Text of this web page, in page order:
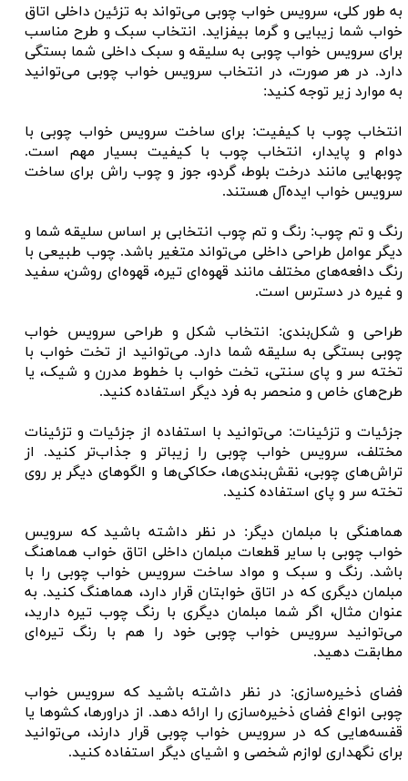
به طور کلی، سرویس خواب چوبی می‌تواند به تزئین داخلی اتاق
خواب شما زیبایی و گرما بیفزاید. انتخاب سبک و طرح مناسب
برای سرویس خواب چوبی به سلیقه و سبک داخلی شما بستگی
دارد. در هر صورت، در انتخاب سرویس خواب چوبی می‌توانید
به موارد زیر توجه کنید:
انتخاب چوب با کیفیت: برای ساخت سرویس خواب چوبی با
دوام و پایدار، انتخاب چوب با کیفیت بسیار مهم است.
چوبهایی مانند درخت بلوط، گردو، جوز و چوب راش برای ساخت
سرویس خواب ایده‌آل هستند.
رنگ و تم چوب: رنگ و تم چوب انتخابی بر اساس سلیقه شما و
دیگر عوامل طراحی داخلی می‌تواند متغیر باشد. چوب طبیعی با
رنگ دافعه‌های مختلف مانند قهوه‌ای تیره، قهوه‌ای روشن، سفید
و غیره در دسترس است.
طراحی و شکل‌بندی: انتخاب شکل و طراحی سرویس خواب
چوبی بستگی به سلیقه شما دارد. می‌توانید از تخت خواب با
تخته سر و پای سنتی، تخت خواب با خطوط مدرن و شیک، یا
طرح‌های خاص و منحصر به فرد دیگر استفاده کنید.
جزئیات و تزئینات: می‌توانید با استفاده از جزئیات و تزئینات
مختلف، سرویس خواب چوبی را زیباتر و جذاب‌تر کنید. از
تراش‌های چوبی، نقش‌بندی‌ها، حکاکی‌ها و الگوهای دیگر بر روی
تخته سر و پای استفاده کنید.
هماهنگی با مبلمان دیگر: در نظر داشته باشید که سرویس
خواب چوبی با سایر قطعات مبلمان داخلی اتاق خواب هماهنگ
باشد. رنگ و سبک و مواد ساخت سرویس خواب چوبی را با
مبلمان دیگری که در اتاق خوابتان قرار دارد، هماهنگ کنید. به
عنوان مثال، اگر شما مبلمان دیگری با رنگ چوب تیره دارید،
می‌توانید سرویس خواب چوبی خود را هم با رنگ تیره‌ای
مطابقت دهید.
فضای ذخیره‌سازی: در نظر داشته باشید که سرویس خواب
چوبی انواع فضای ذخیره‌سازی را ارائه دهد. از دراورها، کشوها یا
قفسه‌هایی که در سرویس خواب چوبی قرار دارند، می‌توانید
برای نگهداری لوازم شخصی و اشیای دیگر استفاده کنید.